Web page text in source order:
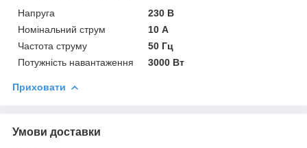
Напруга
230 В
Номінальний струм
10 А
Частота струму
50 Гц
Потужність навантаження
3000 Вт
Приховати
Умови доставки